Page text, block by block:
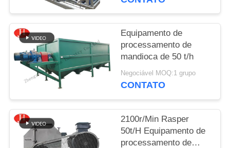
POLÍTICA
DE
PRIVACIDADE
Equipamento de
processamento de
mandioca de 50 t/h
Negociável MOQ:1 grupo
CONTATO
2100r/Min Rasper
50t/H Equipamento de
processamento de